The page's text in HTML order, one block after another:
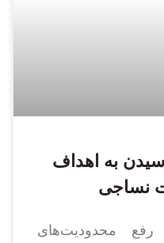
به اهداف
نساجی
رفع محدودیت‌های